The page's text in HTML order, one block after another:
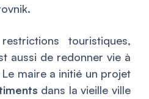
touristiques,
aussi de redonner vie à
maire a initié un projet
dans la vieille ville